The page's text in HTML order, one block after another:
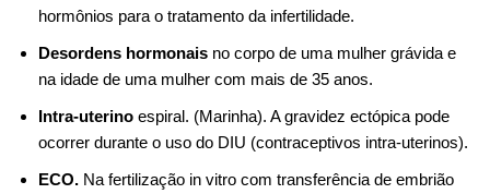
hormônios para o tratamento da infertilidade.
Desordens hormonais no corpo de uma mulher grávida e
na idade de uma mulher com mais de 35 anos.
Intra-uterino espiral. (Marinha). A gravidez ectópica pode
ocorrer durante o uso do DIU (contraceptivos intra-uterinos).
ECO. Na fertilização in vitro com transferência de embrião